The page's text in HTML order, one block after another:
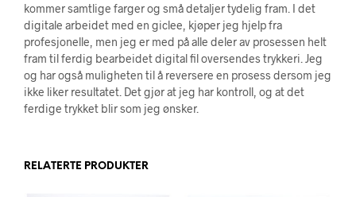
kommer samtlige farger og små detaljer tydelig fram. I det
digitale arbeidet med en giclee, kjøper jeg hjelp fra
profesjonelle, men jeg er med på alle deler av prosessen helt
fram til ferdig bearbeidet digital fil oversendes trykkeri. Jeg
og har også muligheten til å reversere en prosess dersom jeg
ikke liker resultatet. Det gjør at jeg har kontroll, og at det
ferdige trykket blir som jeg ønsker.
RELATERTE PRODUKTER